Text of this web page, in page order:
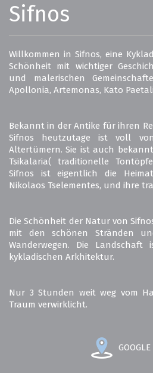
Sifnos
Willkommen in Sifnos, eine
Schönheit mit wichtiger
und malerischen
Apollonia, Artemonas, Kato
Bekannt in der Antike für ihren
Sifnos heutzutage ist voll
Altertümern. Sie ist auch
Tsikalaria( traditionelle
Sifnos ist eigentlich die
Nikolaos Tselementes, und ihre
Die Schönheit der Natur von
mit den schönen Stränden
Wanderwegen. Die
kykladischen Arkhitektur.
Nur 3 Stunden weit weg vom
Traum verwirklicht.